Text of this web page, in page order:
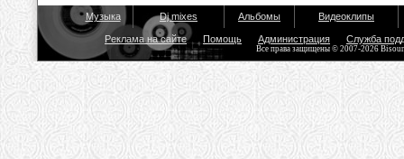
Музыка Dj mixes Альбомы Видеоклипы
Реклама на сайте Помощь Администрация Служба
Все права защищены © 2007-2026